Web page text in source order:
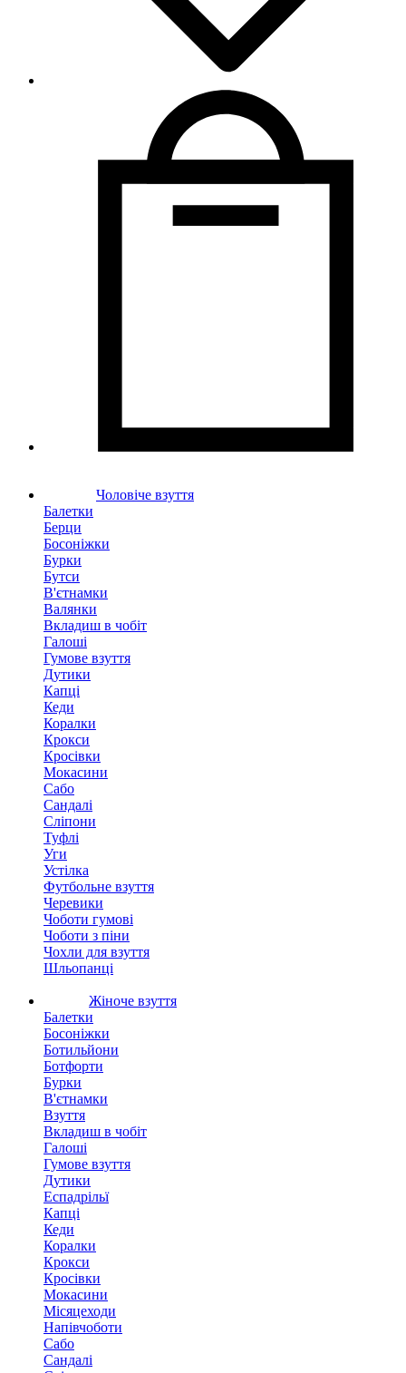
Чоловіче взуття
Балетки
Берци
Босоніжки
Бурки
Бутси
В'єтнамки
Валянки
Вкладиш в чобіт
Галоші
Гумове взуття
Дутики
Капці
Кеди
Коралки
Крокси
Кросівки
Мокасини
Сабо
Сандалі
Сліпони
Туфлі
Уги
Устілка
Футбольне взуття
Черевики
Чоботи гумові
Чоботи з піни
Чохли для взуття
Шльопанці
Жіноче взуття
Балетки
Босоніжки
Ботильйони
Ботфорти
Бурки
В'єтнамки
Взуття
Вкладиш в чобіт
Галоші
Гумове взуття
Дутики
Еспадрільї
Капці
Кеди
Коралки
Крокси
Кросівки
Мокасини
Місяцеходи
Напівчоботи
Сабо
Сандалі